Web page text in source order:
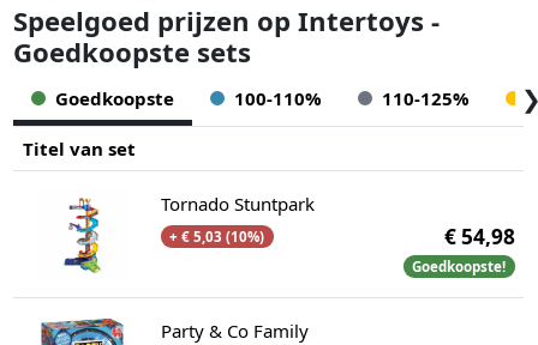
Speelgoed prijzen op Intertoys -
Goedkoopste sets
Goedkoopste 100-110% 110-125%
Titel van set
Tornado Stuntpark
+ € 5,03 (10%) € 54,98
Goedkoopste!
Party & Co Family